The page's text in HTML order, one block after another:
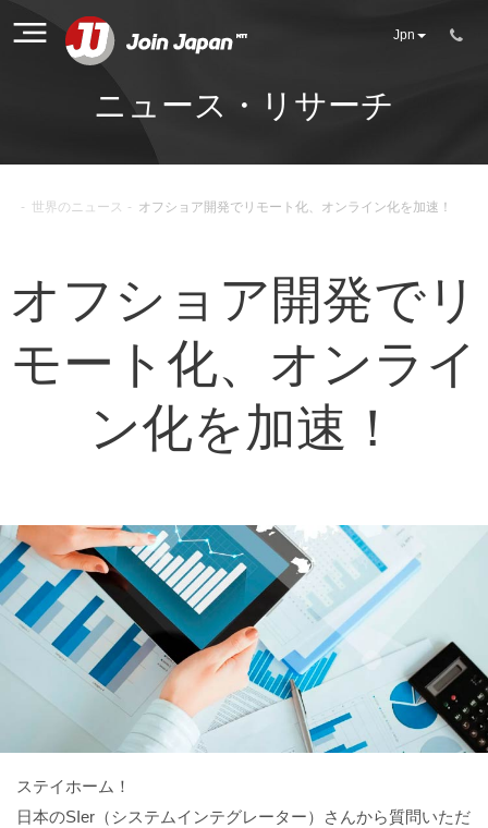
Jpn
ニュース・リサーチ
- 世界のニュース - オフショア開発でリモート化、オンライン化を加速！
オフショア開発でリ
モート化、オンライ
ン化を加速！
ステイホーム！
日本のSIer（システムインテグレーター）さんから質問いただ